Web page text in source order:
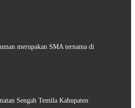
merupakan SMA ternama di
Sengah Temila Kabupaten